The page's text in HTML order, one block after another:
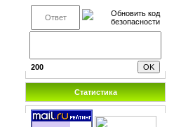
200
Статистика